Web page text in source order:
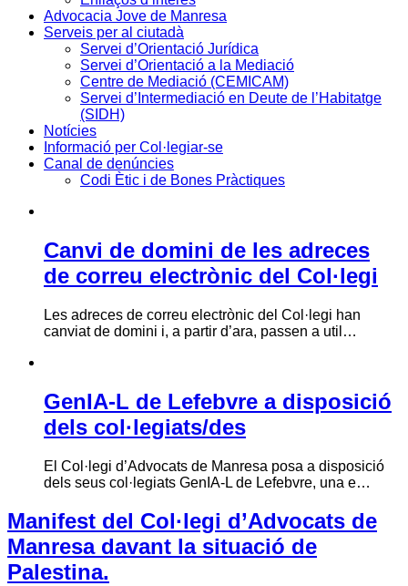
Advocacia Jove de Manresa
Serveis per al ciutadà
Servei d’Orientació Jurídica
Servei d’Orientació a la Mediació
Centre de Mediació (CEMICAM)
Servei d’Intermediació en Deute de l’Habitatge
(SIDH)
Notícies
Informació per Col·legiar-se
Canal de denúncies
Codi Ètic i de Bones Pràctiques
Canvi de domini de les adreces
de correu electrònic del Col·legi
Les adreces de correu electrònic del Col·legi han
canviat de domini i, a partir d’ara, passen a util…
GenIA-L de Lefebvre a disposició
dels col·legiats/des
El Col·legi d’Advocats de Manresa posa a disposició
dels seus col·legiats GenIA-L de Lefebvre, una e…
Manifest del Col·legi d’Advocats de
Manresa davant la situació de
Palestina.